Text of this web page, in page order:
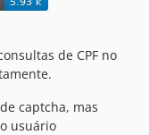
de CPF no
captcha, mas
usuário